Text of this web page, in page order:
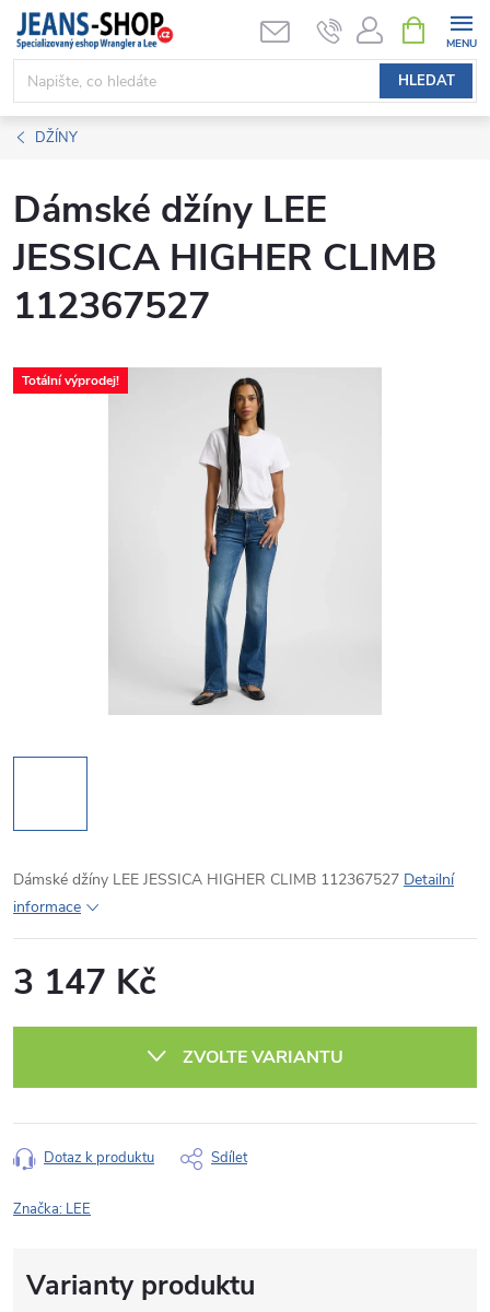
Přejít
obsah
HLEDAT
NÁKUPNÍ
KOŠÍK
DŽÍNY
Dámské džíny LEE
JESSICA HIGHER CLIMB
112367527
Totální výprodej!
Dámské džíny LEE JESSICA HIGHER CLIMB 112367527 Detailní
informace
3 147 Kč
ZVOLTE VARIANTU
Dotaz k produktu Sdílet
Značka: LEE